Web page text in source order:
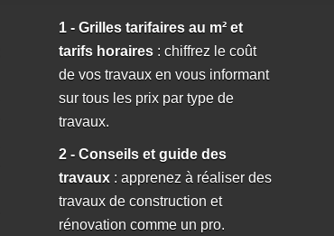
1 - Grilles tarifaires au m² et
tarifs horaires : chiffrez le coût
de vos travaux en vous informant
sur tous les prix par type de
travaux.
2 - Conseils et guide des
travaux : apprenez à réaliser des
travaux de construction et
rénovation comme un pro.